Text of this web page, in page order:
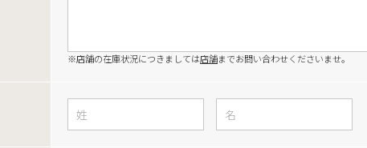
※店舗の在庫状況につきましては店舗までお問い合わせくださいませ。